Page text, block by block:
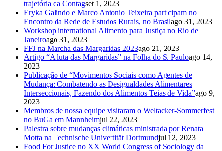
trajetória da Contagset 1, 2023
Eryka Galindo e Marco Antonio Teixeira participam no
Encontro da Rede de Estudos Rurais, no Brasilago 31, 2023
Workshop international Alimento para Justiça no Rio de
Janeiroago 31, 2023
FFJ na Marcha das Margaridas 2023ago 21, 2023
Artigo “A luta das Margaridas” na Folha do S. Pauloago 14,
2023
Publicação de “Movimentos Sociais como Agentes de
Mudança: Combatendo as Desigualdades Alimentares
Interseccionais, Fazendo dos Alimentos Teias de Vida”ago 9,
2023
Membros de nossa equipe visitaram o Weltacker-Sommerfest
no BuGa em Mannheimjul 22, 2023
Palestra sobre mudanças climáticas ministrada por Renata
Motta na Technische Univertität Dortmundjul 12, 2023
Food For Justice no XX World Congress of Sociology da